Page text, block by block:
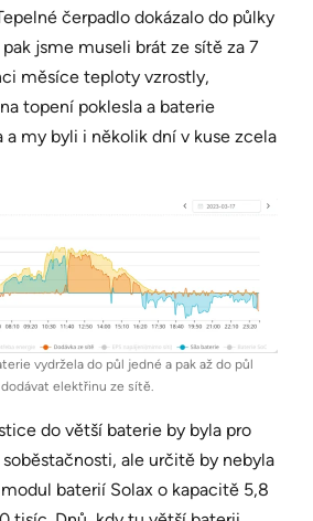
čerpadlo dokázalo do půlky
jsme museli brát ze sítě za 7
měsíce teploty vzrostly,
topení poklesla a baterie
a my byli i několik dní v kuse zcela
vydržela do půl jedné a pak až do půl
elektřinu ze sítě.
do větší baterie by byla pro
ale určitě by nebyla
baterií Solax o kapacitě 5,8